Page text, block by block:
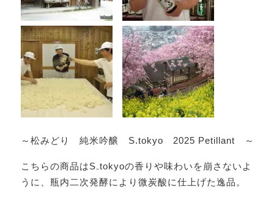
～松みどり 純米吟醸 S.tokyo 2025 Petillant ～
こちらの商品はS₋tokyoの香りや味わいを崩さないよ
うに、瓶内二次発酵により微炭酸に仕上げた逸品。